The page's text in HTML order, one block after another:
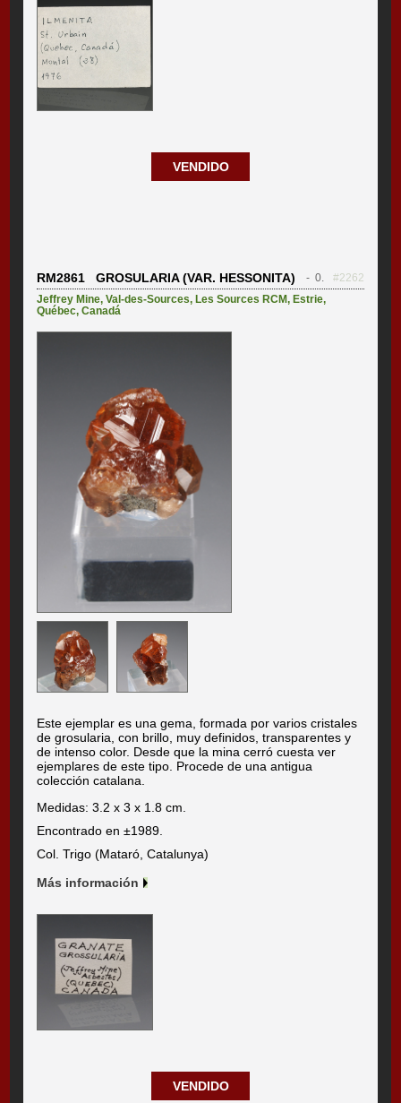
VENDIDO
RM2861 GROSULARIA (VAR. HESSONITA) - 0.
#2262
Jeffrey Mine,Val-des-Sources,Les Sources RCM,Estrie,
Québec,Canadá
Este ejemplar es una gema, formada por varios cristales
de grosularia, con brillo, muy definidos, transparentes y
de intenso color. Desde que la mina cerró cuesta ver
ejemplares de este tipo. Procede de una antigua
colección catalana.
Medidas: 3.2 x 3 x 1.8 cm.
Encontrado en ±1989.
Col. Trigo (Mataró, Catalunya)
Más información
VENDIDO